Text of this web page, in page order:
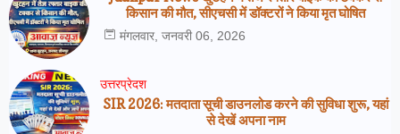
किसान की मौत, सीएचसी में डॉक्टरों ने किया मृत घोषित
मंगलवार, जनवरी 06, 2026
उत्तरप्रेदश
SIR 2026: मतदाता सूची डाउनलोड करने की सुविधा शुरू, यहां
से देखें अपना नाम